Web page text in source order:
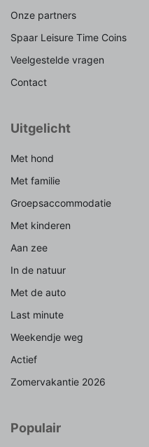
Onze partners
Spaar Leisure Time Coins
Veelgestelde vragen
Contact
Uitgelicht
Met hond
Met familie
Groepsaccommodatie
Met kinderen
Aan zee
In de natuur
Met de auto
Last minute
Weekendje weg
Actief
Zomervakantie 2026
Populair